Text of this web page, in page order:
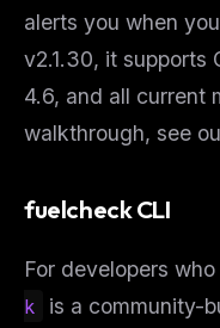
alerts you when
v2.1.30, it supports
4.6, and all current
walkthrough, see
fuelcheck CLI
For developers
k
is a community-